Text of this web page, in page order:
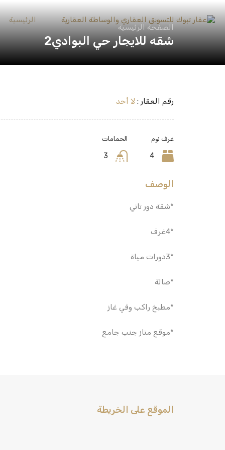
الرئيسية
الصفحة الرئيسية
شقه للايجار حي البوادي2
رقم العقار : لا أحد
غرف نوم
4
الحمامات
3
الوصف
*شقة دور تاني
*4غرف
*3دورات مياة
*صالة
*مطبخ راكب وفي غاز
*موقع متاز جنب جامع
الموقع على الخريطة